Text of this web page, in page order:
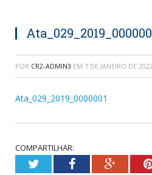
POR CR2-ADMIN3 EM 7 DE JANEIRO DE 2022
Ata_029_2019_0000001
COMPARTILHAR:
TwitterFacebook